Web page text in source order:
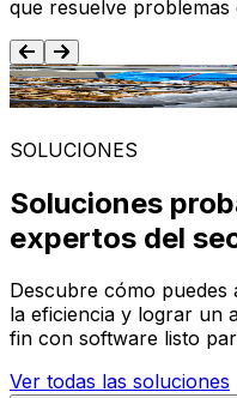
que resuelve problemas
Alimentación y Bebida
SOLUCIONES
Soluciones
expertos del
Descubre cómo puedes
la eficiencia y lograr un
fin con software listo
Ver todas las soluciones